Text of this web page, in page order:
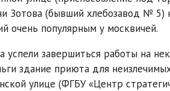
Зотова (бывший хлебозавод №
очень популярным у москвичей.
успели завершиться работы на
здание приюта для
улице (ФГБУ «Центр